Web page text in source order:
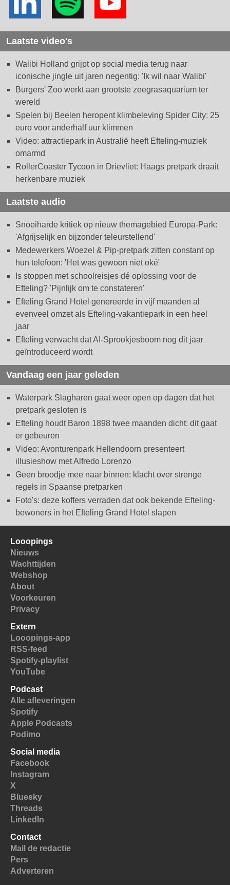
Laatste video's
Walibi Holland grijpt op social media terug naar
iconische jingle uit jaren negentig: 'Ik wil naar Walibi'
Burgers' Zoo werkt aan grootste zeegrasaquarium ter
wereld
Spelen bij Beelen heropent klimbeleving Spider City: 25
euro voor anderhalf uur klimmen
Video: attractiepark in Australië heeft Efteling-muziek
omarmd
RollerCoaster Tycoon in Drievliet: Haags pretpark draait
herkenbare muziek
Laatste audio
Snoeiharde kritiek op nieuw themagebied Europa-Park:
'Afgrijselijk en bijzonder teleurstellend'
Medewerkers Woezel & Pip-pretpark zitten constant op
hun telefoon: 'Het was gewoon niet oké'
Is stoppen met schoolreisjes dé oplossing voor de
Efteling? 'Pijnlijk om te constateren'
Efteling Grand Hotel genereerde in vijf maanden al
evenveel omzet als Efteling-vakantiepark in een heel
jaar
Efteling verwacht dat AI-Sprookjesboom nog dit jaar
geïntroduceerd wordt
Vandaag een jaar geleden
Waterpark Slagharen gaat weer open op dagen dat het
pretpark gesloten is
Efteling houdt Baron 1898 twee maanden dicht: dit gaat
er gebeuren
Video: Avonturenpark Hellendoorn presenteert
illusieshow met Alfredo Lorenzo
Geen broodje mee naar binnen: klacht over strenge
regels in Spaanse pretparken
Foto's: deze koffers verraden dat ook bekende Efteling-
bewoners in het Efteling Grand Hotel slapen
Looopings
Nieuws
Wachttijden
Webshop
About
Voorkeuren
Privacy
Extern
Looopings-app
RSS-feed
Spotify-playlist
YouTube
Podcast
Alle afleveringen
Spotify
Apple Podcasts
Podimo
Social media
Facebook
Instagram
X
Bluesky
Threads
LinkedIn
Contact
Mail de redactie
Pers
Adverteren